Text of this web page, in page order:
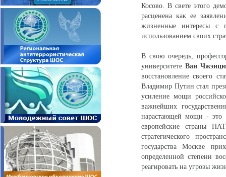
Косово. В свете этого
расценена как ее
жизненные интересы
использованием своих
В свою очередь,
университете Ван
восстановление своего
Владимир Путин стал
усиление мощи
важнейших
нарастающей мощи - это
европейские страны
стратегического
государства Москве
определенной степени
реагировать на угрозы